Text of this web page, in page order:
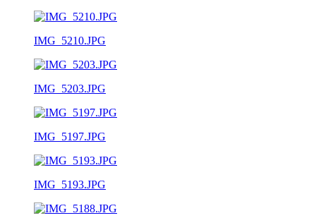
IMG_5210.JPG
IMG_5203.JPG
IMG_5197.JPG
IMG_5193.JPG